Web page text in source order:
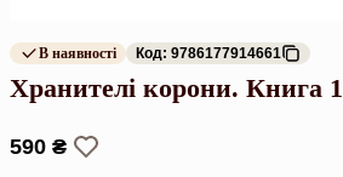
В наявності Код: 9786177914661
Хранителі корони. Книга 1
590 ₴